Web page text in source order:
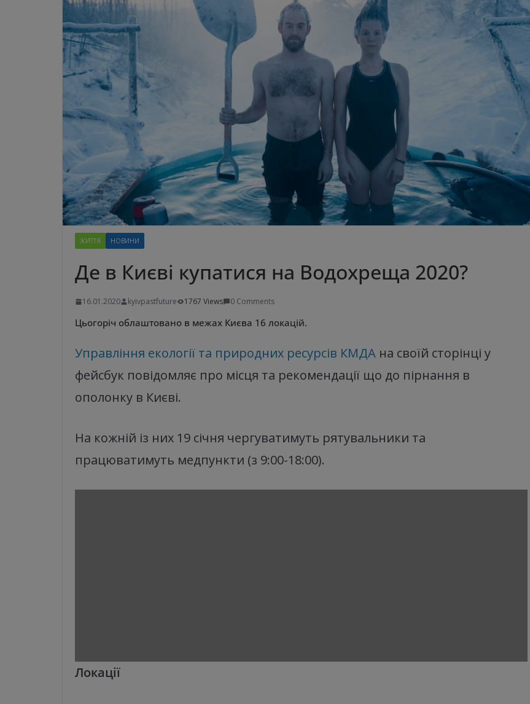
ЖИТТЯ НОВИНИ
Де в Києві купатися на Водохреща 2020?
16.01.2020 kyivpastfuture 1767 Views 0 Comments
Цьогоріч облаштовано в межах Києва 16 локацій.
Управління екології та природних ресурсів КМДА на своїй сторінці у
фейсбук повідомляє про місця та рекомендації що до пірнання в
ополонку в Києві.
На кожній із них 19 січня чергуватимуть рятувальники та
працюватимуть медпункти (з 9:00-18:00).
Локації